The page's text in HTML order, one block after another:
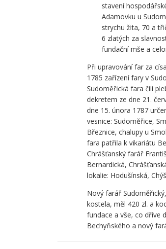
stavení
Adamovku u
strychu žita, 70 a
6 zlatých za
fundační mše a
Při upravování far za
1785 zařízení fary v
Sudoměřická fara čili
dekretem ze dne 21.
dne 15. února 1787
vesnice: Sudoměřice,
Březnice, chalupy u
fara patřila k vikariátu
Chrášťanský farář
Bernardická,
lokalie: Hodušínská,
Nový farář
kostela, měl 420 zl. a
fundace a vše, co dříve
Bechyňského a nový